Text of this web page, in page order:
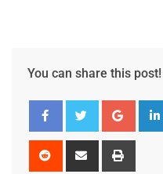
You can share this post!